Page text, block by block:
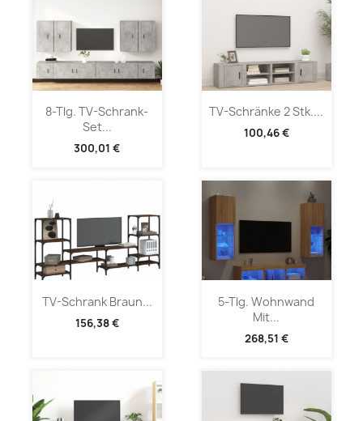
8-Tlg. TV-Schrank-
Set...
300,01 €
TV-Schränke 2 Stk....
100,46 €
TV-Schrank Braun...
156,38 €
5-Tlg. Wohnwand
Mit...
268,51 €